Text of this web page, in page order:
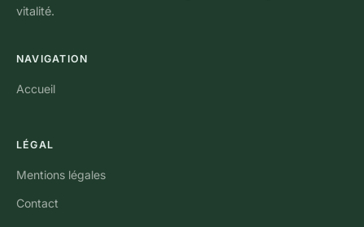
vitalité.
NAVIGATION
Accueil
LÉGAL
Mentions légales
Contact